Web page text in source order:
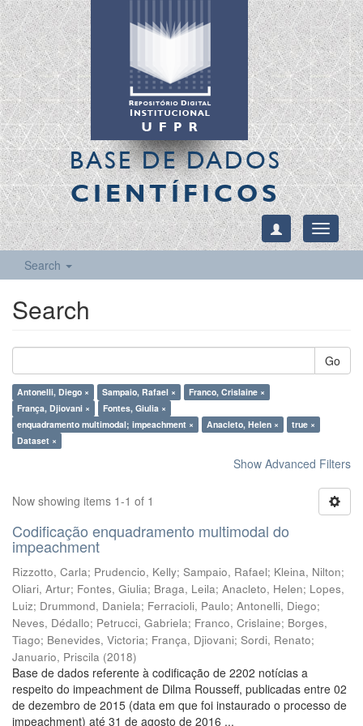
BASE DE DADOS
CIENTÍFICOS
Toggle
Search
Search
Go
Antonelli, Diego × Sampaio, Rafael ×
Franco, Crislaine ×
França, Djiovani ×
Fontes, Giulia ×
enquadramento multimodal; impeachment ×
Anacleto, Helen ×
true ×
Dataset ×
Show Advanced Filters
Now showing items 1-1 of 1
Codificação enquadramento multimodal do
impeachment
Rizzotto, Carla; Prudencio, Kelly; Sampaio, Rafael; Kleina, Nilton;
Oliari, Artur; Fontes, Giulia; Braga, Leila; Anacleto, Helen; Lopes,
Luiz; Drummond, Daniela; Ferracioli, Paulo; Antonelli, Diego;
Neves, Dédallo; Petrucci, Gabriela; Franco, Crislaine; Borges,
Tiago; Benevides, Victoria; França, Djiovani; Sordi, Renato;
Januario, Priscila (2018)
Base de dados referente à codificação de 2202 notícias a
respeito do impeachment de Dilma Rousseff, publicadas entre 02
de dezembro de 2015 (data em que foi instaurado o processo de
impeachment) até 31 de agosto de 2016 ...